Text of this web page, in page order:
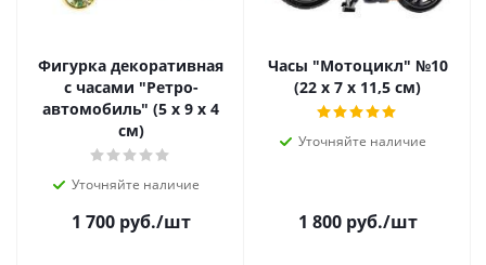
Фигурка декоративная
с часами "Ретро-
автомобиль" (5 х 9 х 4
см)
Уточняйте наличие
1 700руб./шт
Часы "Мотоцикл" №10
(22 х 7 х 11,5 см)
Уточняйте наличие
1 800руб./шт